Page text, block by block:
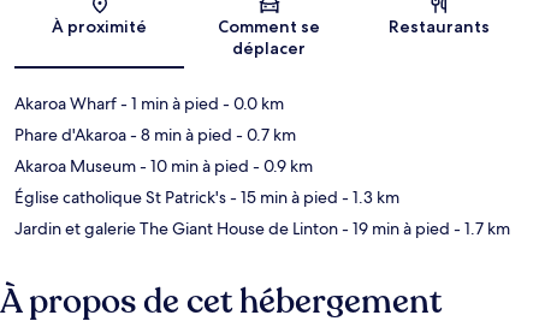
Carte
À proximité
Comment se
déplacer
Restaurants
Akaroa Wharf- 1 min à pied - 0.0 km
Phare d'Akaroa- 8 min à pied - 0.7 km
Akaroa Museum- 10 min à pied - 0.9 km
Église catholique St Patrick's- 15 min à pied - 1.3 km
Jardin et galerie The Giant House de Linton- 19 min à pied - 1.7 km
À propos de cet hébergement